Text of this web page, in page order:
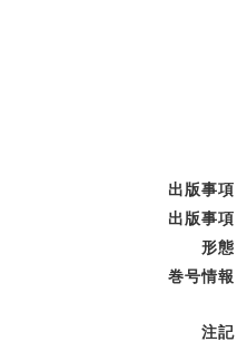
出版事項
出版事項
形態
巻号情報
注記